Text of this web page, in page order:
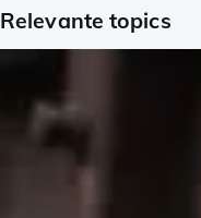
Relevante topics